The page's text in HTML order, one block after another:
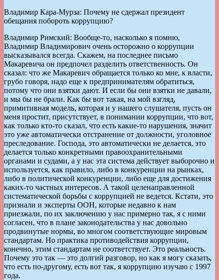
Владимир Кара-Мурза: Почему не сдержал президент
обещания побороть коррупцию?
Владимир Римский: Вообще-то, насколько я помню,
Владимир Владимирович очень осторожно о коррупции
высказывался всегда. Скажем, на последнее письмо
Макаревича он предпочел разделить ответственность. Он
сказал: что же Макаревич обращается только ко мне, к власти,
грубо говоря, надо еще к предпринимателям обратиться,
потому что они взятки дают. И если бы они взятки не давали,
и мы бы не брали. Как бы вот такая, на мой взгляд,
примитивная модель, которая и у нашего слушателя, пусть он
меня простит, присутствует, в понимании коррупции, что вот,
как только кто-то сказал, что есть какие-то нарушения, значит
это уже автоматически отстранение от должности, уголовное
преследование. Господа, это автоматически не делается, это
делается только конкретными правоохранительными
органами и судами, а у нас эта система действует выборочно и
используется, как правило, либо в конкуренции на рынках,
либо в политической конкуренции, либо еще для достижения
каких-то частных интересов. А такой целенаправленной
систематической борьбы с коррупцией не ведется. Кстати, это
признали и эксперты ООН, которые недавно к нам
приезжали, по их заключению у нас примерно так, я с ними
согласен, что в плане законодательства у нас довольно
продвинутые нормы, во многом соответствующие мировым
стандартам. Но практика противодействия коррупции,
конечно, этим стандартам не соответствует. Это реальность.
Почему это так — это долгий разговор, но как я могу сказать,
что есть по-другому, есть вот так, я коррупцию изучаю с 1997
года.